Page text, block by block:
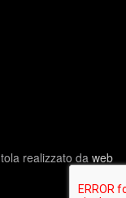
realizzato da web